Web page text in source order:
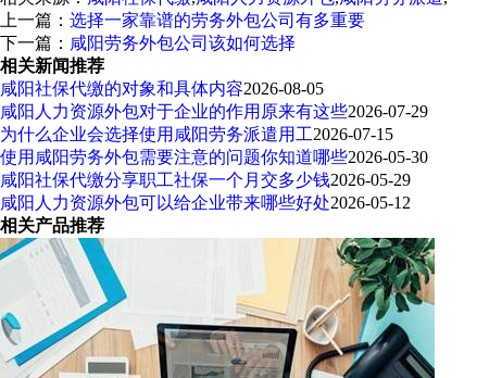
上一篇： 选择一家靠谱的劳务外包公司有多重要
下一篇： 咸阳劳务外包公司该如何选择
相关新闻推荐
咸阳社保代缴的对象和具体内容2026-08-05
咸阳人力资源外包对于企业的作用原来有这些2026-07-29
为什么企业会选择使用咸阳劳务派遣用工2026-07-15
使用咸阳劳务外包需要注意的问题你知道哪些2026-05-30
咸阳社保代缴分享职工社保一个月交多少钱2026-05-29
咸阳人力资源外包可以给企业带来哪些好处2026-05-12
相关产品推荐